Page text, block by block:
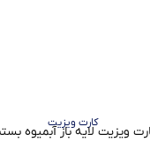
کارت ویزیت
ویزیت لایه باز آبمیوه